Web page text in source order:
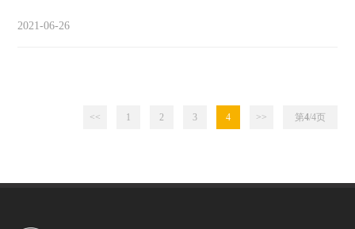
2021-06-26
<< 1 2 3 4 >> 第4/4页